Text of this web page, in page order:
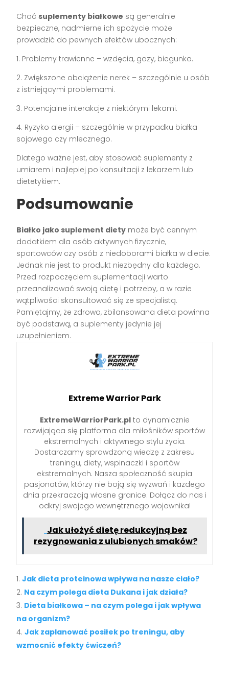
Choć suplementy białkowe są generalnie
bezpieczne, nadmierne ich spożycie może
prowadzić do pewnych efektów ubocznych:
1. Problemy trawienne – wzdęcia, gazy, biegunka.
2. Zwiększone obciążenie nerek – szczególnie u osób
z istniejącymi problemami.
3. Potencjalne interakcje z niektórymi lekami.
4. Ryzyko alergii – szczególnie w przypadku białka
sojowego czy mlecznego.
Dlatego ważne jest, aby stosować suplementy z
umiarem i najlepiej po konsultacji z lekarzem lub
dietetykiem.
Podsumowanie
Białko jako suplement diety może być cennym
dodatkiem dla osób aktywnych fizycznie,
sportowców czy osób z niedoborami białka w diecie.
Jednak nie jest to produkt niezbędny dla każdego.
Przed rozpoczęciem suplementacji warto
przeanalizować swoją dietę i potrzeby, a w razie
wątpliwości skonsultować się ze specjalistą.
Pamiętajmy, że zdrowa, zbilansowana dieta powinna
być podstawą, a suplementy jedynie jej
uzupełnieniem.
Extreme Warrior Park
ExtremeWarriorPark.plto dynamicznie
rozwijająca się platforma dla miłośników sportów
ekstremalnych i aktywnego stylu życia.
Dostarczamy sprawdzoną wiedzę z zakresu
treningu, diety, wspinaczki i sportów
ekstremalnych. Nasza społeczność skupia
pasjonatów, którzy nie boją się wyzwań i każdego
dnia przekraczają własne granice. Dołącz do nas i
odkryj swojego wewnętrznego wojownika!
Jak ułożyć dietę redukcyjną bez
rezygnowania z ulubionych smaków?
Jak dieta proteinowa wpływa na nasze ciało?
Na czym polega dieta Dukana i jak działa?
Dieta białkowa – na czym polega i jak wpływa
na organizm?
Jak zaplanować posiłek po treningu, aby
wzmocnić efekty ćwiczeń?